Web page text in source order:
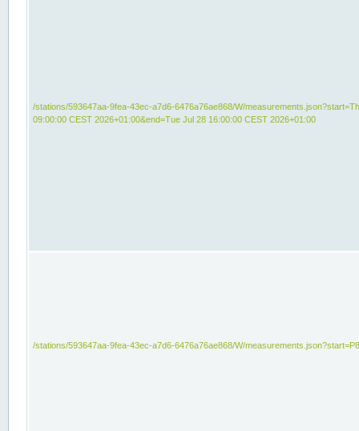
/stations/593647aa-9fea-43ec-a7d6-6476a76ae868/W/
09:00:00 CEST 2026+01:00&end=Tue Jul 28 16:00:00 CEST 2026+01:00
/stations/593647aa-9fea-43ec-a7d6-6476a76ae868/W/